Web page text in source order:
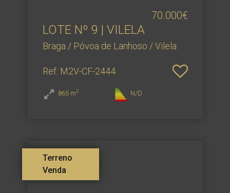
70.000€
LOTE Nº 9 | VILELA
Braga / Póvoa de Lanhoso / Vilela
Ref: M2V-CF-2444
865 m2 N/D
Terreno
Venda